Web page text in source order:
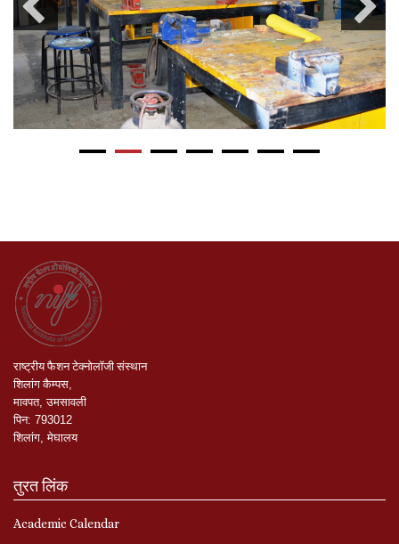
राष्ट्रीय फैशन टेक्नोलॉजी संस्थान
शिलांग कैम्पस,
मावपत,उमसावली
पिन: 793012
शिलांग,मेघालय
तुरत लिंक
Academic Calendar